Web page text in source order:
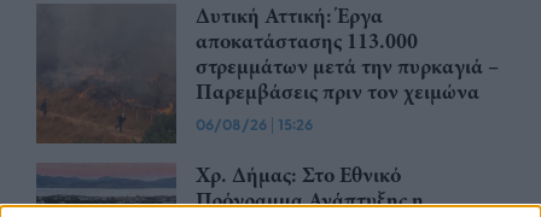
Δυτική Αττική: Έργα
αποκατάστασης 113.000
στρεμμάτων μετά την πυρκαγιά –
Παρεμβάσεις πριν τον χειμώνα
06/08/26 | 15:26
Χρ. Δήμας: Στο Εθνικό
Πρόγραμμα Ανάπτυξης η